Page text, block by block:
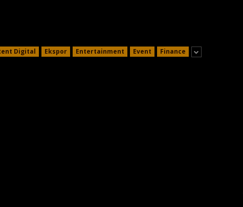
Digital Ekspor Entertainment Event Finance